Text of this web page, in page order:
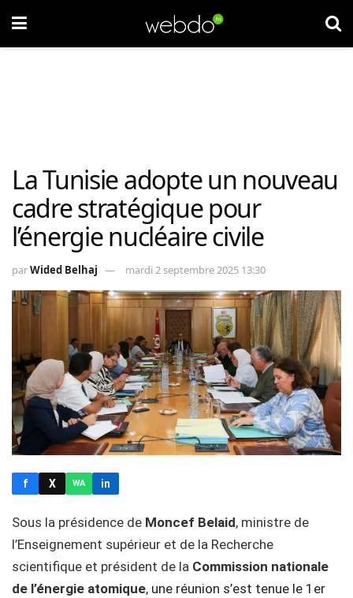
La Tunisie adopte un nouveau
cadre stratégique pour
l’énergie nucléaire civile
parWided Belhaj mardi 2 septembre 2025 13:30
f X WA in
Sous la présidence de Moncef Belaid, ministre de
l’Enseignement supérieur et de la Recherche
scientifique et président de la Commission nationale
de l’énergie atomique, une réunion s’est tenue le 1er